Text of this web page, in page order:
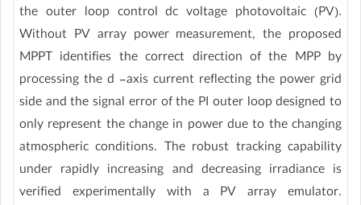
the outer loop control dc voltage photovoltaic (PV).
Without PV array power measurement, the proposed
MPPT identifies the correct direction of the MPP by
processing the d -axis current reflecting the power grid
side and the signal error of the PI outer loop designed to
only represent the change in power due to the changing
atmospheric conditions. The robust tracking capability
under rapidly increasing and decreasing irradiance is
verified experimentally with a PV array emulator.